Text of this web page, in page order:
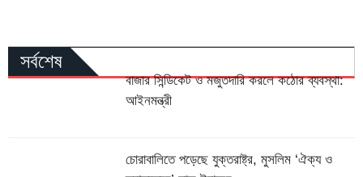
সর্বশেষ
বাজার সিন্ডিকেট ও মজুতদারি করলে কঠোর ব্যবস্থা:
আইনমন্ত্রী
চোরাবালিতে পড়েছে যুক্তরাষ্ট্র, মুসলিম ‘ঐক্য ও